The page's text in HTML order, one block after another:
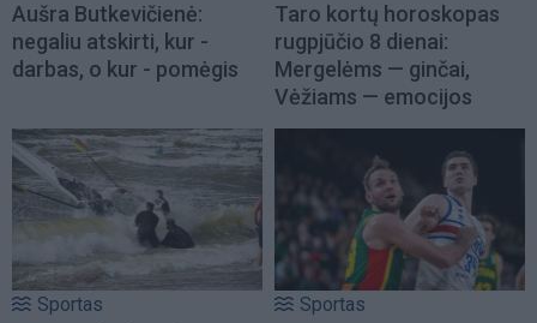
Aušra Butkevičienė:
negaliu atskirti, kur -
darbas, o kur - pomėgis
Taro kortų horoskopas
rugpjūčio 8 dienai:
Mergelėms — ginčai,
Vėžiams — emocijos
Sportas Sportas